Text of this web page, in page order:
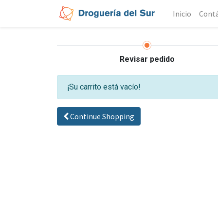
Inicio
Revisar pedido
¡Su carrito está vacío!
Continue Shopping